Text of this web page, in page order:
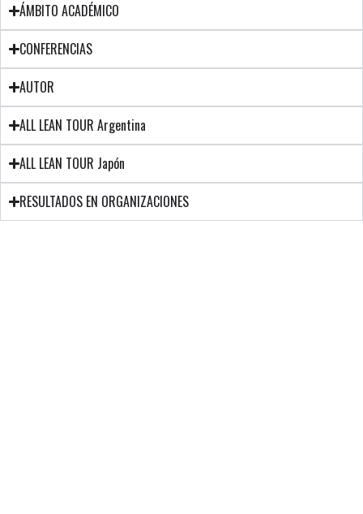
ÁMBITO ACADÉMICO
CONFERENCIAS
AUTOR
ALL LEAN TOUR Argentina
ALL LEAN TOUR Japón
RESULTADOS EN ORGANIZACIONES